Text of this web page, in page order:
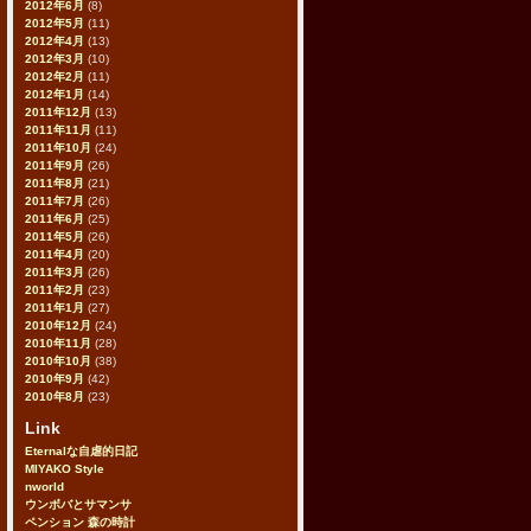
2012年6月 (8)
2012年5月 (11)
2012年4月 (13)
2012年3月 (10)
2012年2月 (11)
2012年1月 (14)
2011年12月 (13)
2011年11月 (11)
2011年10月 (24)
2011年9月 (26)
2011年8月 (21)
2011年7月 (26)
2011年6月 (25)
2011年5月 (26)
2011年4月 (20)
2011年3月 (26)
2011年2月 (23)
2011年1月 (27)
2010年12月 (24)
2010年11月 (28)
2010年10月 (38)
2010年9月 (42)
2010年8月 (23)
Link
Eternalな自虐的日記
MIYAKO Style
nworld
ウンボバとサマンサ
ペンション 森の時計